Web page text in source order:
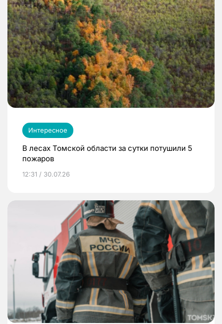
Интересное
В лесах Томской области за сутки потушили 5
пожаров
12:31 / 30.07.26